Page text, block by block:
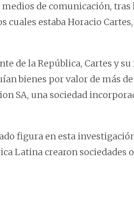
de comunicación, tras
cuales estaba Horacio
de la República, Cartes y
bienes por valor de más
SA, una sociedad
figura en esta
Latina crearon sociedades